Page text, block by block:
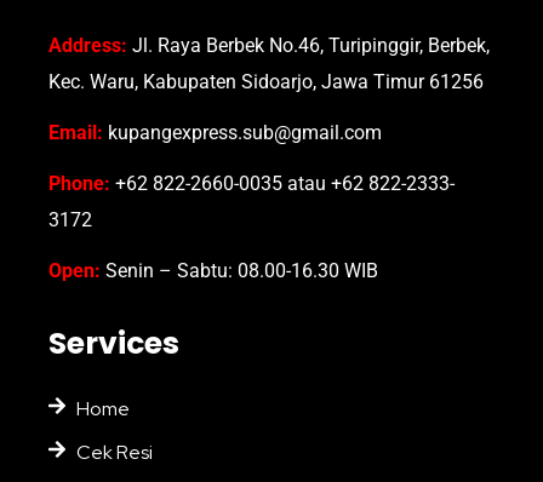
Address: Jl. Raya Berbek No.46, Turipinggir, Berbek,
Kec. Waru, Kabupaten Sidoarjo, Jawa Timur 61256
Email: kupangexpress.sub@gmail.com
Phone: +62 822-2660-0035 atau +62 822-2333-
3172
Open: Senin – Sabtu: 08.00-16.30 WIB
Services
Home
Cek Resi